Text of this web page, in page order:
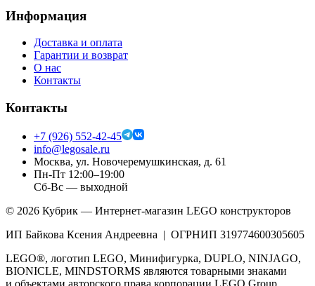
Информация
Доставка и оплата
Гарантии и возврат
О нас
Контакты
Контакты
+7 (926) 552-42-45
info@legosale.ru
Москва, ул. Новочеремушкинская, д. 61
Пн-Пт 12:00–19:00
Сб-Вс — выходной
© 2026 Кубрик — Интернет-магазин LEGO конструкторов
ИП Байкова Ксения Андреевна | ОГРНИП 319774600305605
LEGO®, логотип LEGO, Минифигурка, DUPLO, NINJAGO,
BIONICLE, MINDSTORMS являются товарными знаками
и объектами авторского права корпорации LEGO Group.